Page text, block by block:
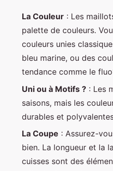
La Couleur : Les
palette de couleurs.
couleurs unies
bleu marine, ou des
tendance comme le
Uni ou à Motifs ? : Les
saisons, mais les
durables et
La Coupe : Assurez-
bien. La longueur et la
cuisses sont des